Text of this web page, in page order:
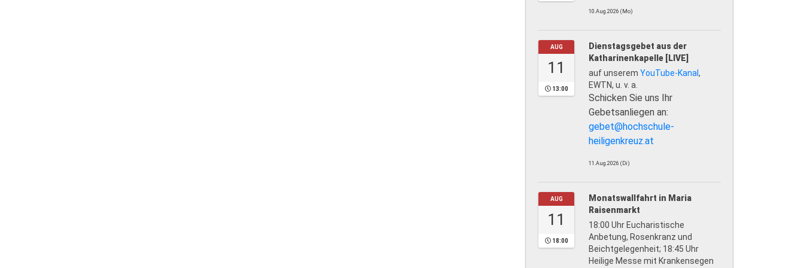
10.Aug.2026 (Mo)
AUG
11
13:00
Dienstagsgebet aus der
Katharinenkapelle [LIVE]
auf unserem YouTube-Kanal ,
EWTN, u. v. a.
Schicken Sie uns Ihr
Gebetsanliegen an:
gebet@hochschule-
heiligenkreuz.at
11.Aug.2026 (Di)
AUG
11
18:00
Monatswallfahrt in Maria
Raisenmarkt
18:00 Uhr Eucharistische
Anbetung, Rosenkranz und
Beichtgelegenheit; 18:45 Uhr
Heilige Messe mit Krankensegen